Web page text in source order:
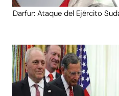
Darfur: Ataque del Ejército